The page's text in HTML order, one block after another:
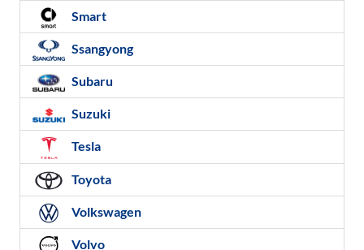
Smart
Ssangyong
Subaru
Suzuki
Tesla
Toyota
Volkswagen
Volvo